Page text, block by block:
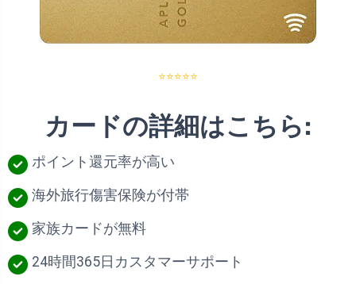
⭐⭐⭐⭐⭐
カードの詳細はこちら:
ポイント還元率が高い
海外旅行傷害保険が付帯
家族カードが無料
24時間365日カスタマーサポート